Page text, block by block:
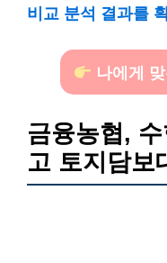
비교 분석 결과를
나에게
금융농협,
고 토지담보